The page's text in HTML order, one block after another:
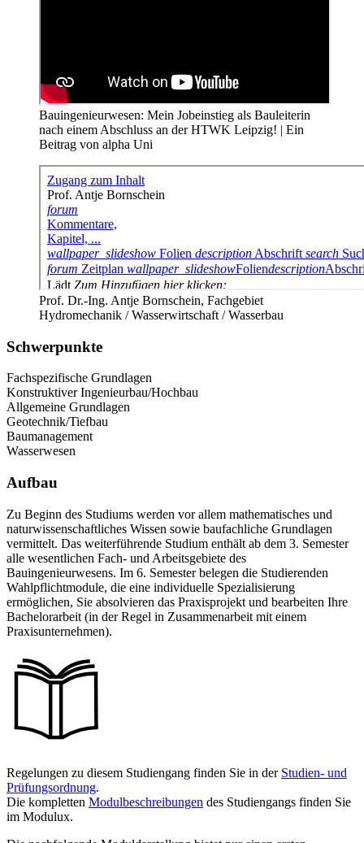
Bauingenieurwesen: Mein Jobeinstieg als Bauleiterin
nach einem Abschluss an der HTWK Leipzig! | Ein
Beitrag von alpha Uni
Prof. Dr.-Ing. Antje Bornschein, Fachgebiet
Hydromechanik / Wasserwirtschaft / Wasserbau
Schwerpunkte
Fachspezifische Grundlagen
Konstruktiver Ingenieurbau/Hochbau
Allgemeine Grundlagen
Geotechnik/Tiefbau
Baumanagement
Wasserwesen
Aufbau
Zu Beginn des Studiums werden vor allem mathematisches und
naturwissenschaftliches Wissen sowie baufachliche Grundlagen
vermittelt. Das weiterführende Studium enthält ab dem 3. Semester
alle wesentlichen Fach- und Arbeitsgebiete des
Bauingenieurwesens. Im 6. Semester belegen die Studierenden
Wahlpflichtmodule, die eine individuelle Spezialisierung
ermöglichen, Sie absolvieren das Praxisprojekt und bearbeiten Ihre
Bachelorarbeit (in der Regel in Zusammenarbeit mit einem
Praxisunternehmen).
Regelungen zu diesem Studiengang finden Sie in der Studien- und
Prüfungsordnung.
Die kompletten Modulbeschreibungen des Studiengangs finden Sie
im Modulux.